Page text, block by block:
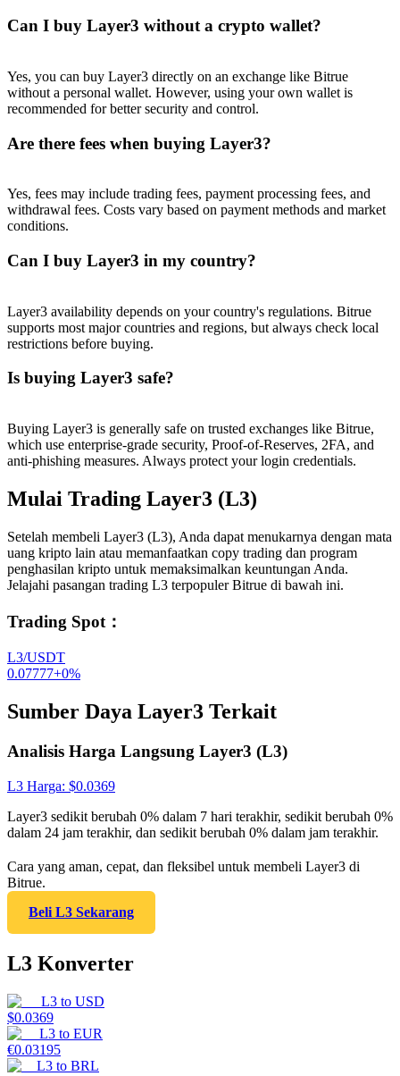
Can I buy Layer3 without a crypto wallet?
Yes, you can buy Layer3 directly on an exchange like Bitrue
without a personal wallet. However, using your own wallet is
recommended for better security and control.
Are there fees when buying Layer3?
Yes, fees may include trading fees, payment processing fees, and
withdrawal fees. Costs vary based on payment methods and market
conditions.
Can I buy Layer3 in my country?
Layer3 availability depends on your country's regulations. Bitrue
supports most major countries and regions, but always check local
restrictions before buying.
Is buying Layer3 safe?
Buying Layer3 is generally safe on trusted exchanges like Bitrue,
which use enterprise-grade security, Proof-of-Reserves, 2FA, and
anti-phishing measures. Always protect your login credentials.
Mulai Trading Layer3 (L3)
Setelah membeli Layer3 (L3), Anda dapat menukarnya dengan mata
uang kripto lain atau memanfaatkan copy trading dan program
penghasilan kripto untuk memaksimalkan keuntungan Anda.
Jelajahi pasangan trading L3 terpopuler Bitrue di bawah ini.
Trading Spot ：
L3/USDT
0.07777+0%
Sumber Daya Layer3 Terkait
Analisis Harga Langsung Layer3 (L3)
L3 Harga: $0.0369
Layer3 sedikit berubah 0% dalam 7 hari terakhir, sedikit berubah 0%
dalam 24 jam terakhir, dan sedikit berubah 0% dalam jam terakhir.
Cara yang aman, cepat, dan fleksibel untuk membeli Layer3 di
Bitrue.
Beli L3 Sekarang
L3 Konverter
L3 to USD
$0.0369
L3 to EUR
€0.03195
L3 to BRL